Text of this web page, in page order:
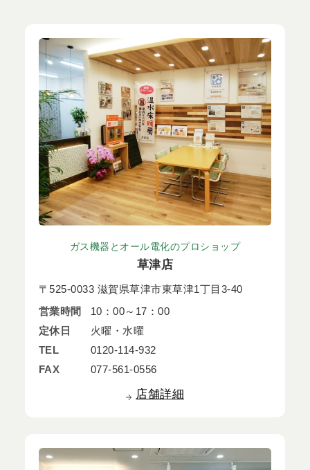
ガス機器とオール電化のプロショップ
草津店
〒525-0033 滋賀県草津市東草津1丁目3-40
営業時間
10：00～17：00
定休日
火曜・水曜
TEL
0120-114-932
FAX
077-561-0556
店舗詳細